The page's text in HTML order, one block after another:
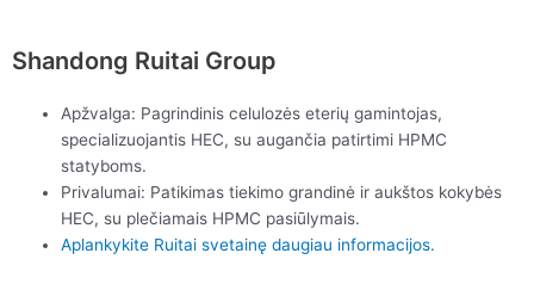
Shandong Ruitai Group
Apžvalga: Pagrindinis celulozės eterių gamintojas,
specializuojantis HEC, su augančia patirtimi HPMC
statyboms.
Privalumai: Patikimas tiekimo grandinė ir aukštos kokybės
HEC, su plečiamais HPMC pasiūlymais.
Aplankykite Ruitai svetainę daugiau informacijos.